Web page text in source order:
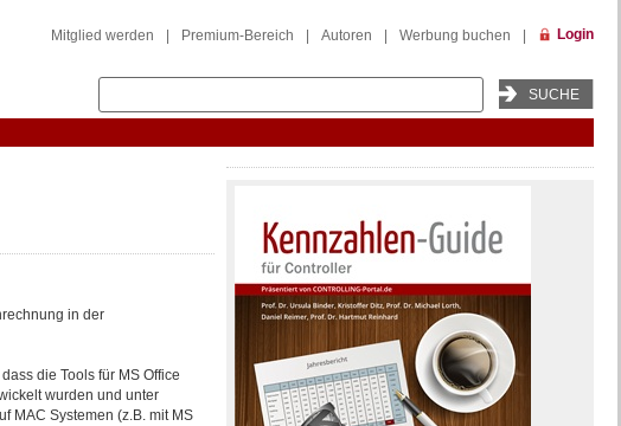
Mitglied werden Premium-Bereich Autoren Werbung buchen Login
in der
die Tools für MS Office
wurden und unter
MAC Systemen (z.B. mit MS